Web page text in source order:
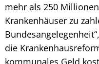
mehr als 250
Krankenhäuser zu
die
kommunales Geld